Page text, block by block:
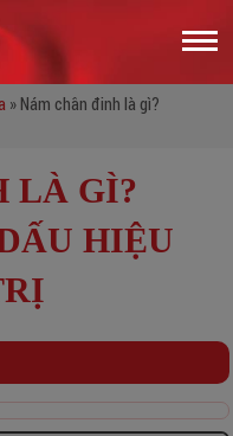
» Nám chân đinh là gì?
LÀ GÌ?
HIỆU